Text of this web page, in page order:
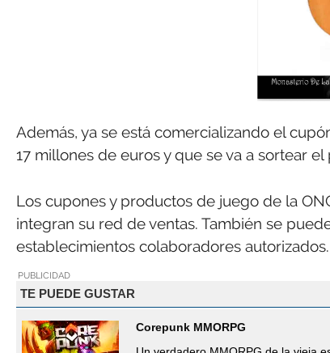
Además, ya se está comercializando el
17 millones de euros y que se va a sortear
Los cupones y productos de juego de la
integran su red de ventas. También se
establecimientos colaboradores autorizados.
PUBLICIDAD
TE PUEDE GUSTAR
Corepunk MMORPG